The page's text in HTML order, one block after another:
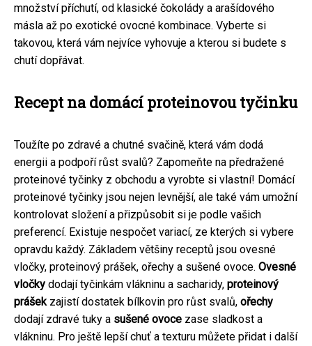
množství příchutí, od klasické čokolády a arašídového
másla až po exotické ovocné kombinace. Vyberte si
takovou, která vám nejvíce vyhovuje a kterou si budete s
chutí dopřávat.
Recept na domácí proteinovou tyčinku
Toužíte po zdravé a chutné svačině, která vám dodá
energii a podpoří růst svalů? Zapomeňte na předražené
proteinové tyčinky z obchodu a vyrobte si vlastní! Domácí
proteinové tyčinky jsou nejen levnější, ale také vám umožní
kontrolovat složení a přizpůsobit si je podle vašich
preferencí. Existuje nespočet variací, ze kterých si vybere
opravdu každý. Základem většiny receptů jsou ovesné
vločky, proteinový prášek, ořechy a sušené ovoce. Ovesné
vločky dodají tyčinkám vlákninu a sacharidy, proteinový
prášek zajistí dostatek bílkovin pro růst svalů, ořechy
dodají zdravé tuky a sušené ovoce zase sladkost a
vlákninu. Pro ještě lepší chuť a texturu můžete přidat i další